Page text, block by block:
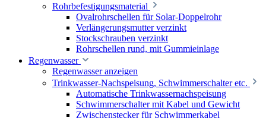
Rohrbefestigungsmaterial
Ovalrohrschellen für Solar-Doppelrohr
Verlängerungsmutter verzinkt
Stockschrauben verzinkt
Rohrschellen rund, mit Gummieinlage
Regenwasser
Regenwasser anzeigen
Trinkwasser-Nachspeisung, Schwimmerschalter etc.
Automatische Trinkwassernachspeisung
Schwimmerschalter mit Kabel und Gewicht
Zwischenstecker für Schwimmerkabel